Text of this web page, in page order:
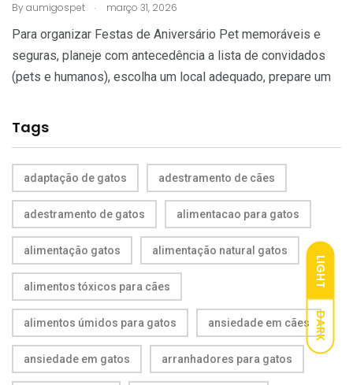
LIGHT
DARK
Byaumigospet . março 31, 2026
Para organizar Festas de Aniversário Pet memoráveis e
seguras, planeje com antecedência a lista de convidados
(pets e humanos), escolha um local adequado, prepare um
Tags
adaptação de gatos adestramento de cães
adestramento de gatos alimentacao para gatos
alimentação gatos alimentação natural gatos
alimentos tóxicos para cães
alimentos úmidos para gatos ansiedade em cães
ansiedade em gatos arranhadores para gatos